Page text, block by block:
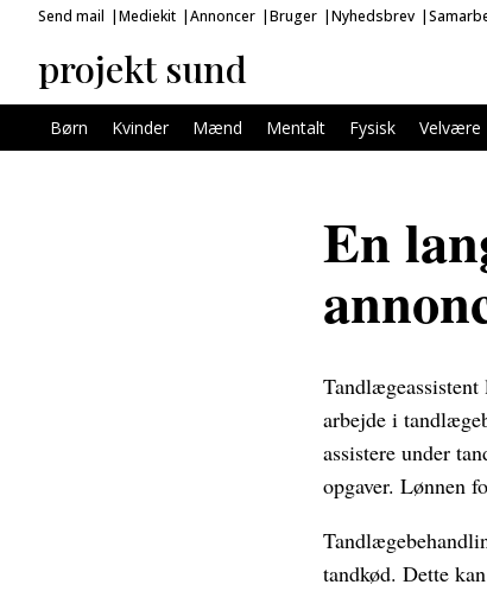
Send mail Mediekit Annoncer Bruger Nyhedsbrev
projekt sund
Børn Kvinder Mænd Mentalt Fysisk Velvære
En
arbejde i
assistere under
opgaver. Lønnen
tandkød. Dette